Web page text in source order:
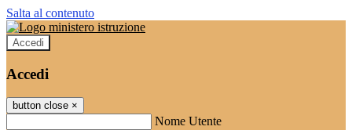
Salta al contenuto
Accedi
Accedi
button close ×
Nome Utente